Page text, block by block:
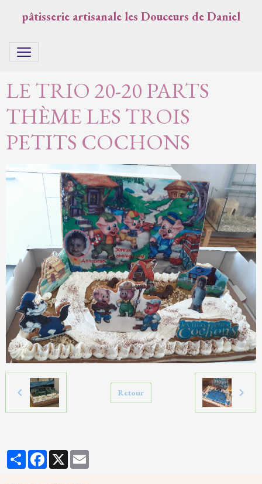
pâtisserie artisanale les Douceurs de Daniel
LE TRIO 20-20 PARTS
THÈME LES TROIS
PETITS COCHONS
Retour
PartagerFacebook
X